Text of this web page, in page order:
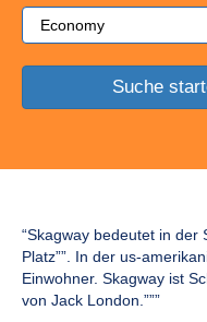
“Skagway bedeutet in der
Platz””. In der us-
Einwohner. Skagway ist
von Jack London.”””